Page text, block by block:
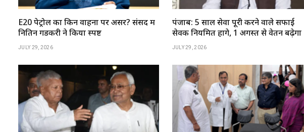
E20 पेट्रोल का किन वाहनों पर असर? संसद में
नितिन गडकरी ने किया स्पष्ट
JULY 29, 2026
पंजाब: 5 साल सेवा पूरी करने वाले सफाई
सेवक नियमित होंगे, 1 अगस्त से वेतन बढ़ेगा
JULY 29, 2026